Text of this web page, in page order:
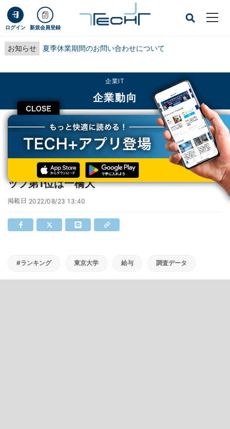
ログイン 新規会員登録
お知らせ 夏季休業期間のお問い合わせについて
CLOSE
企業IT
企業動向
TECH+ 企業IT
企業動向
出身大学別年収ランキング、第1位は？年収アップ第1位は一橋大
出身大学別年収ランキング、第1位は？年収ア
ップ第1位は一橋大
掲載日 2022/08/23 13:40
#ランキング 東京大学 給与 調査データ